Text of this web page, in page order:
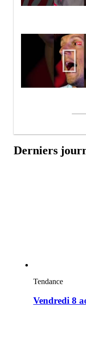
Derniers
Tendance
Vendredi 8